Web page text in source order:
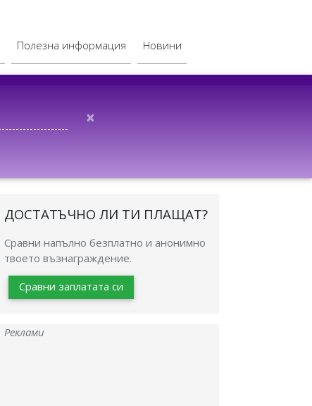
Полезна информация Новини
×
ДОСТАТЪЧНО ЛИ ТИ ПЛАЩАТ?
Сравни напълно безплатно и анонимно
твоето възнаграждение.
Сравни заплатата си
Реклами